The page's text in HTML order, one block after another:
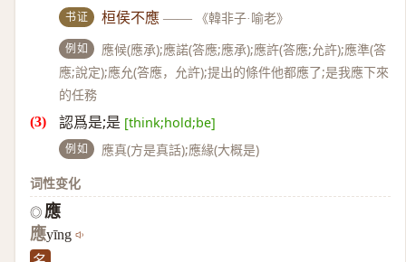
书证 桓侯不應 —— 《韓非子·喻老》
例如
應候(應承);應諾(答應;應承);應許(答應;允許);應準(答
應;說定);應允(答應，允許);提出的條件他都應了;是我應下來
的任務
認爲是;是 [think;hold;be]
例如
應真(方是真話);應緣(大概是)
词性变化
◎ 應
應yīng